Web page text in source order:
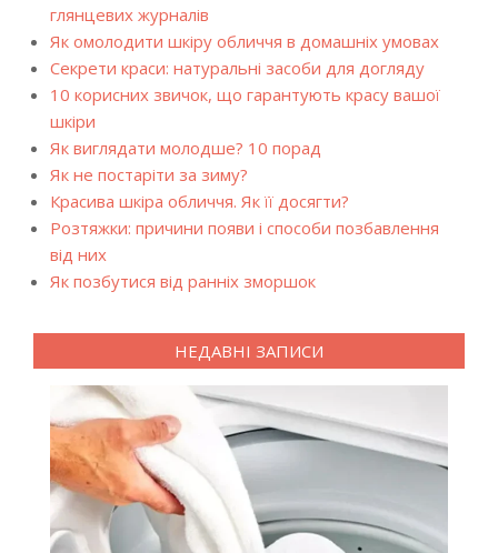
глянцевих журналів
Як омолодити шкіру обличчя в домашніх умовах
Секрети краси: натуральні засоби для догляду
10 корисних звичок, що гарантують красу вашої
шкіри
Як виглядати молодше? 10 порад
Як не постаріти за зиму?
Красива шкіра обличчя. Як її досягти?
Розтяжки: причини появи і способи позбавлення
від них
Як позбутися від ранніх зморшок
НЕДАВНІ ЗАПИСИ